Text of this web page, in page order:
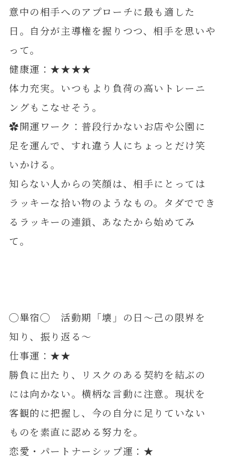
意中の相手へのアプローチに最も適した
日。自分が主導権を握りつつ、相手を思いや
って。
健康運：★★★★
体力充実。いつもより負荷の高いトレーニ
ングもこなせそう。
✿開運ワーク：普段行かないお店や公園に
足を運んで、すれ違う人にちょっとだけ笑
いかける。
知らない人からの笑顔は、相手にとっては
ラッキーな拾い物のようなもの。タダででき
るラッキーの連鎖、あなたから始めてみ
て。
◯畢宿◯ 活動期「壊」の日～己の限界を
知り、振り返る～
仕事運：★★
勝負に出たり、リスクのある契約を結ぶの
には向かない。横柄な言動に注意。現状を
客観的に把握し、今の自分に足りていない
ものを素直に認める努力を。
恋愛・パートナーシップ運：★